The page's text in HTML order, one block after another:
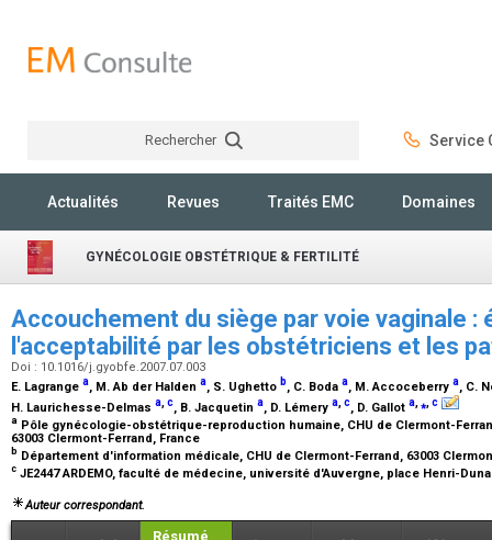
Rechercher Service
Actualités Revues Traités EMC Domaines
GYNÉCOLOGIE OBSTÉTRIQUE & FERTILITÉ
Accouchement du siège par voie vaginale :
l'acceptabilité par les obstétriciens et les
Doi : 10.1016/j.gyobfe.2007.07.003
E. Lagrange a, M. Ab der Halden a, S. Ughetto b, C. Boda a, M. Accoceberry a, C.
H. Laurichesse-Delmas a c, B. Jacquetin a, D. Lémery a c, D. Gallot a ⁎ c
a Pôle gynécologie-obstétrique-reproduction humaine, CHU de Clermont-
63003 Clermont-Ferrand, France
b Département d'information médicale, CHU de Clermont-Ferrand, 63003
c JE2447 ARDEMO, faculté de médecine, université d'Auvergne, place Henri-
Auteur correspondant.
Résumé